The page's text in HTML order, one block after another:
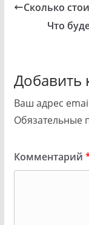
Сколько
Что
Добавить
Ваш адрес
Обязательные
Комментарий